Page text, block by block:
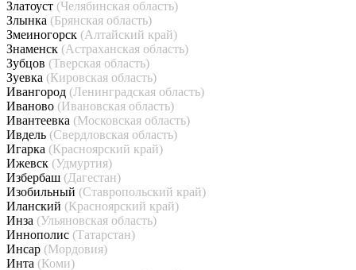
Златоуст (Челябинская область)
Злынка (Брянская область)
Змеиногорск (Алтайский край)
Знаменск (Астраханская область)
Зубцов (Тверская область)
Зуевка (Кировская область)
Ивангород (Ленинградская область)
Иваново (Ивановская область)
Ивантеевка (Московская область)
Ивдель (Свердловская область)
Игарка (Красноярский край)
Ижевск (Удмуртия)
Избербаш (Дагестан)
Изобильный (Ставропольский край)
Иланский (Красноярский край)
Инза (Ульяновская область)
Иннополис (Татарстан)
Инсар (Мордовия)
Инта (Коми)